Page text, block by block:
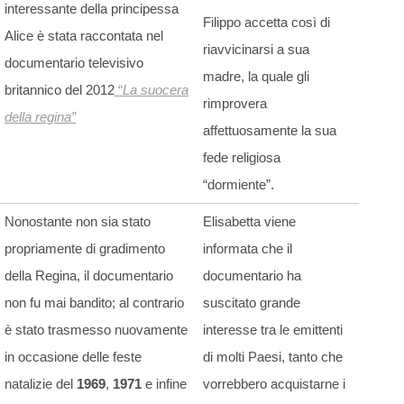
interessante della principessa
Alice è stata raccontata nel
documentario televisivo
britannico del 2012 “La suocera
della regina”
Filippo accetta così di
riavvicinarsi a sua
madre, la quale gli
rimprovera
affettuosamente la sua
fede religiosa
“dormiente”.
Nonostante non sia stato
propriamente di gradimento
della Regina, il documentario
non fu mai bandito; al contrario
è stato trasmesso nuovamente
in occasione delle feste
natalizie del 1969, 1971 e infine
Elisabetta viene
informata che il
documentario ha
suscitato grande
interesse tra le emittenti
di molti Paesi, tanto che
vorrebbero acquistarne i